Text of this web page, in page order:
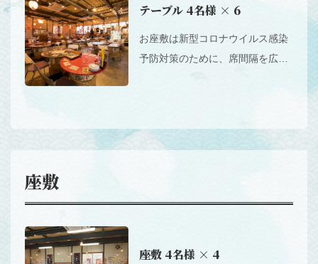
テーブル 4名様 × 6
お座敷は新型コロナウイルス感染
予防対策のために、席間隔を広く
座敷
座敷 4名様 × 4